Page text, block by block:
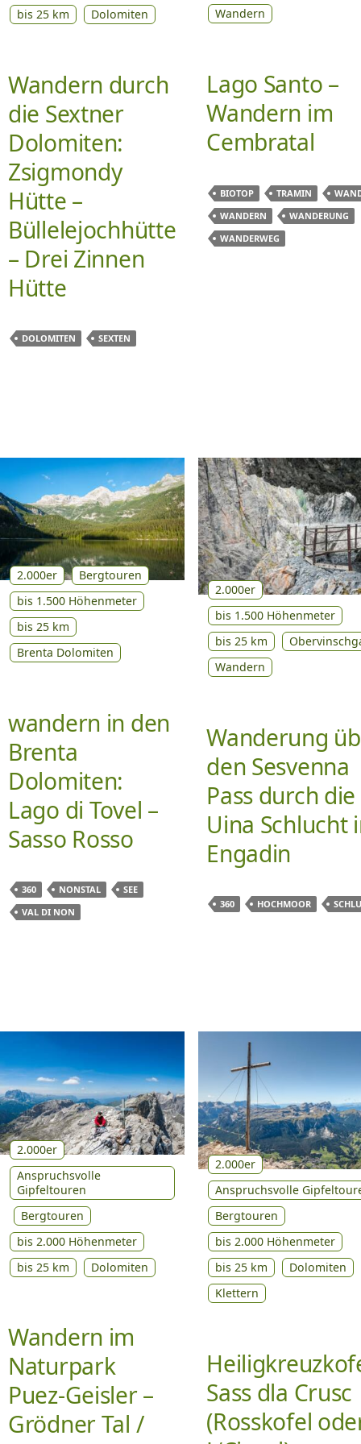
bis 25 km Dolomiten
Wandern durch
die Sextner
Dolomiten:
Zsigmondy
Hütte –
Büllelejochhütte
– Drei Zinnen
Hütte
DOLOMITEN SEXTEN
Wandern
Lago Santo –
Wandern im
Cembratal
BIOTOP TRAMIN
WANDERN
WANDERUNG
WANDERWEG
2.000er
Bergtouren
bis 1.500 Höhenmeter
bis 25 km
Brenta Dolomiten
wandern in den
Brenta
Dolomiten:
Lago di Tovel –
Sasso Rosso
360 NONSTAL
SEE
VAL DI NON
2.000er
bis 1.500 Höhenmeter
bis 25 km
Wandern
Wanderung
den Sesvenna
Pass durch die
Uina Schlucht
Engadin
360 HOCHMOOR
2.000er
Anspruchsvolle
Gipfeltouren
Bergtouren
bis 2.000 Höhenmeter
bis 25 km
Dolomiten
Wandern im
Naturpark
Puez-Geisler –
Grödner Tal /
2.000er
Anspruchsvolle
Bergtouren
bis 2.000 Höhenmeter
bis 25 km
Dolomiten
Klettern
Sass dla Crusc
(Rosskofel